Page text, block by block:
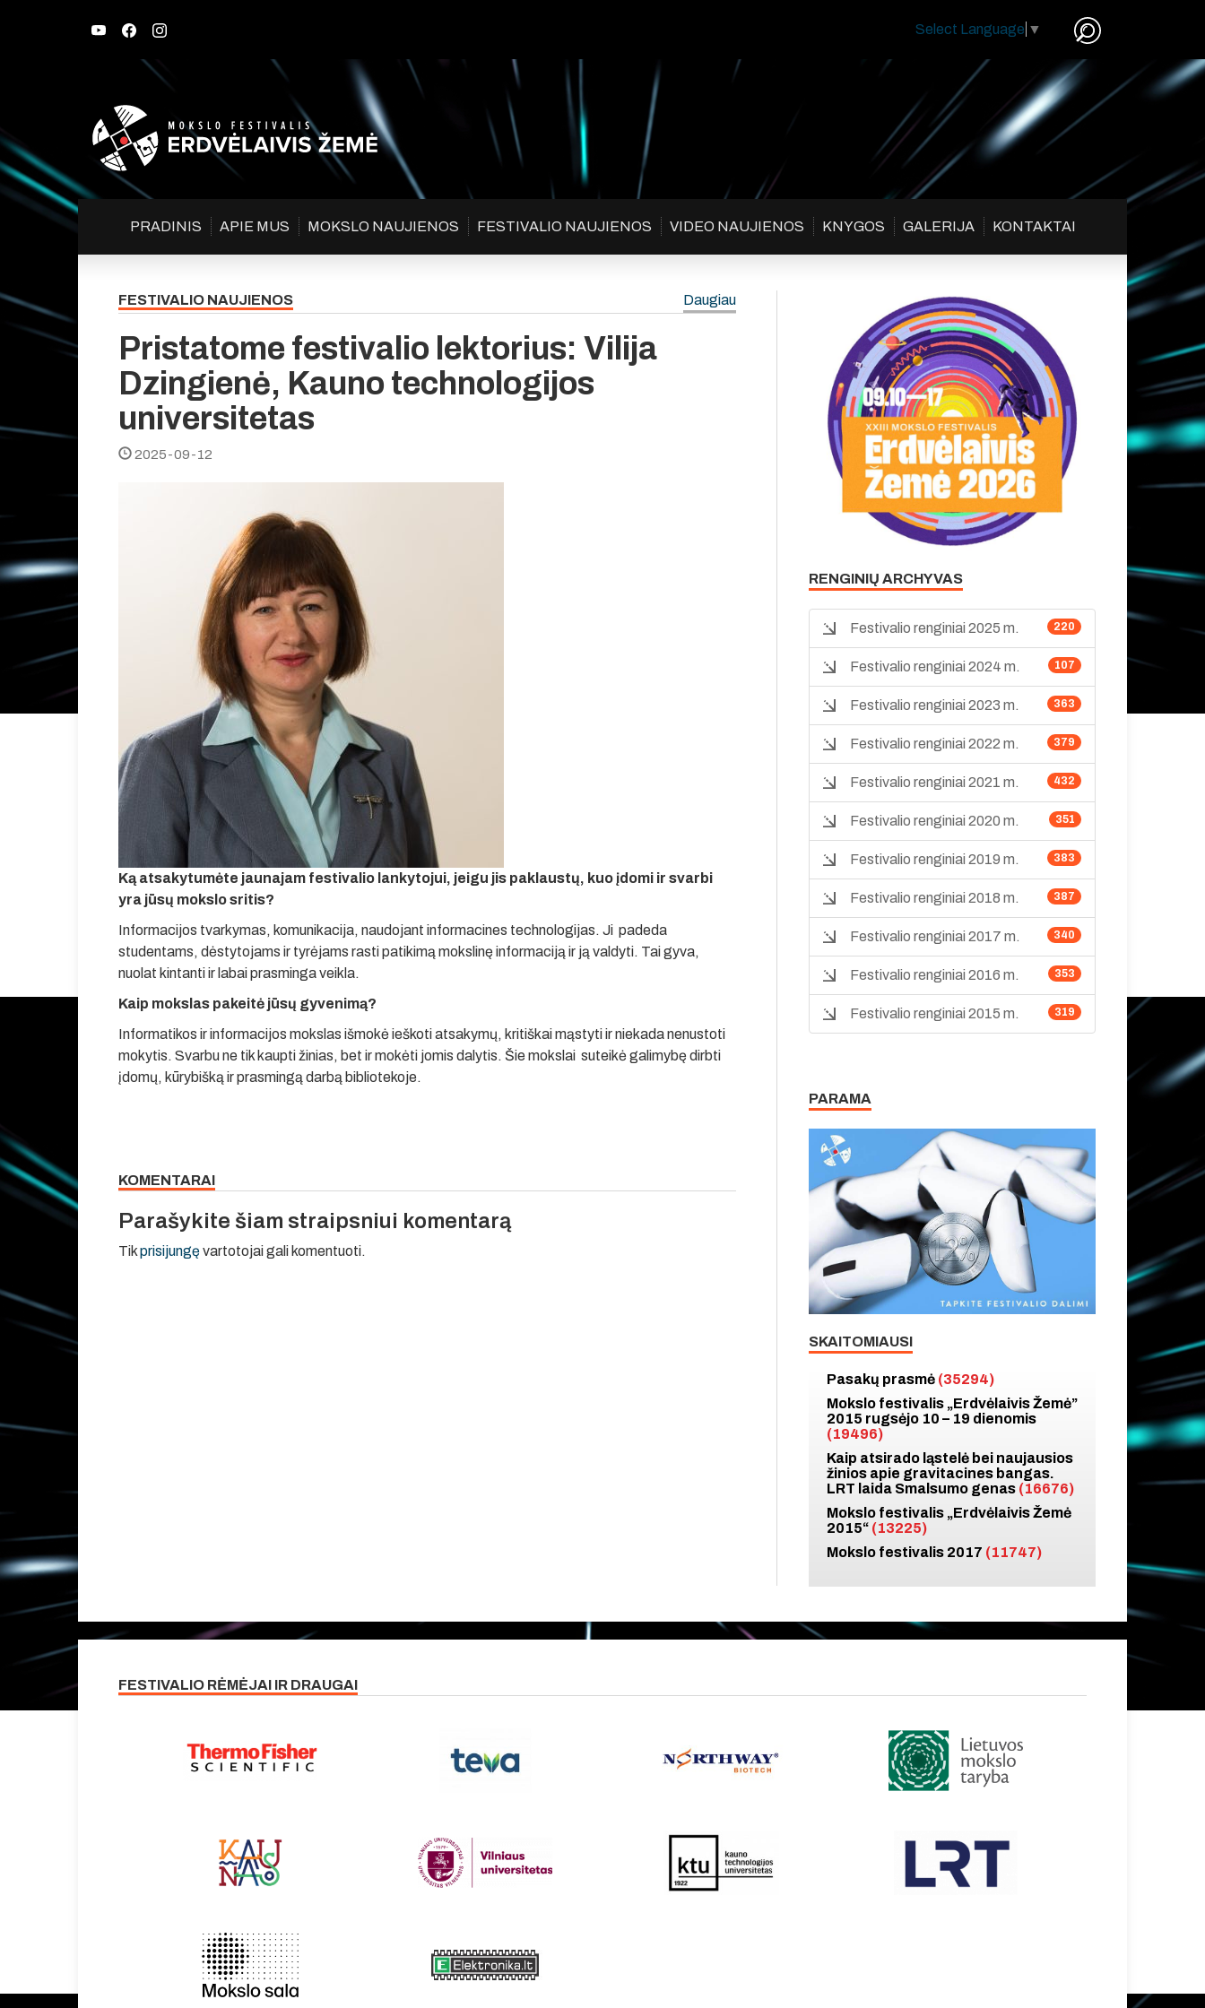
Select Language ▼
PRADINIS APIE MUS MOKSLO NAUJIENOS FESTIVALIO NAUJIENOS VIDEO NAUJIENOS KNYGOS GALERIJA KONTAKTAI
FESTIVALIO NAUJIENOS Daugiau
Pristatome festivalio lektorius: Vilija
Dzingienė, Kauno technologijos
universitetas
2025-09-12
Ką atsakytumėte jaunajam festivalio lankytojui, jeigu jis paklaustų, kuo įdomi ir svarbi
yra jūsų mokslo sritis?
Informacijos tvarkymas, komunikacija, naudojant informacines technologijas. Ji padeda
studentams, dėstytojams ir tyrėjams rasti patikimą mokslinę informaciją ir ją valdyti. Tai gyva,
nuolat kintanti ir labai prasminga veikla.
Kaip mokslas pakeitė jūsų gyvenimą?
Informatikos ir informacijos mokslas išmokė ieškoti atsakymų, kritiškai mąstyti ir niekada nenustoti
mokytis. Svarbu ne tik kaupti žinias, bet ir mokėti jomis dalytis. Šie mokslai suteikė galimybę dirbti
įdomų, kūrybišką ir prasmingą darbą bibliotekoje.
KOMENTARAI
Parašykite šiam straipsniui komentarą
Tikprisijungęvartotojai gali komentuoti.
RENGINIŲ ARCHYVAS
220
Festivalio renginiai 2025 m.
107
Festivalio renginiai 2024 m.
363
Festivalio renginiai 2023 m.
379
Festivalio renginiai 2022 m.
432
Festivalio renginiai 2021 m.
351
Festivalio renginiai 2020 m.
383
Festivalio renginiai 2019 m.
387
Festivalio renginiai 2018 m.
340
Festivalio renginiai 2017 m.
353
Festivalio renginiai 2016 m.
319
Festivalio renginiai 2015 m.
PARAMA
SKAITOMIAUSI
Pasakų prasmė (35294)
Mokslo festivalis „Erdvėlaivis Žemė”
2015 rugsėjo 10 – 19 dienomis
(19496)
Kaip atsirado ląstelė bei naujausios
žinios apie gravitacines bangas.
LRT laida Smalsumo genas (16676)
Mokslo festivalis „Erdvėlaivis Žemė
2015“ (13225)
Mokslo festivalis 2017 (11747)
FESTIVALIO RĖMĖJAI IR DRAUGAI